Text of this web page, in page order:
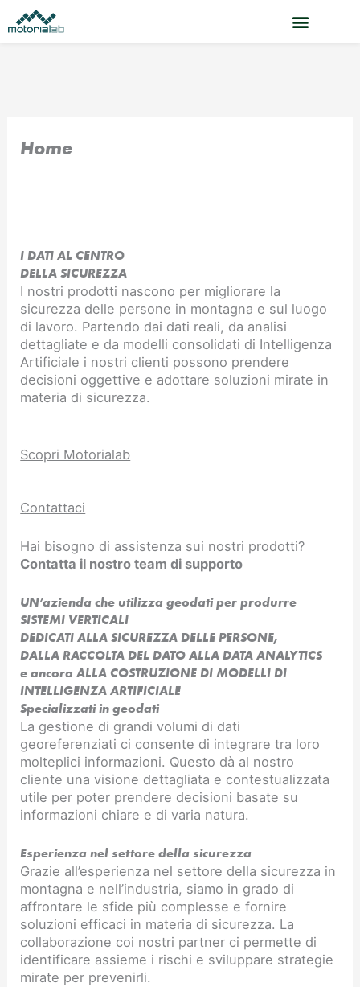
al
contenuto
Home
I DATI AL CENTRO
DELLA SICUREZZA
I nostri prodotti nascono per migliorare la
sicurezza delle persone in montagna e sul luogo
di lavoro. Partendo dai dati reali, da analisi
dettagliate e da modelli consolidati di Intelligenza
Artificiale i nostri clienti possono prendere
decisioni oggettive e adottare soluzioni mirate in
materia di sicurezza.
Scopri Motorialab
Contattaci
Hai bisogno di assistenza sui nostri prodotti?
Contatta il nostro team di supporto
UN’azienda che utilizza geodati per produrre
SISTEMI VERTICALI
DEDICATI ALLA SICUREZZA DELLE PERSONE,
DALLA RACCOLTA DEL DATO ALLA DATA ANALYTICS
e ancora ALLA COSTRUZIONE DI MODELLI DI
INTELLIGENZA ARTIFICIALE​
Specializzati in geodati
La gestione di grandi volumi di dati
georeferenziati ci consente di integrare tra loro
molteplici informazioni. Questo dà al nostro
cliente una visione dettagliata e contestualizzata
utile per poter prendere decisioni basate su
informazioni chiare e di varia natura.
Esperienza nel settore della sicurezza
Grazie all’esperienza nel settore della sicurezza in
montagna e nell’industria, siamo in grado di
affrontare le sfide più complesse e fornire
soluzioni efficaci in materia di sicurezza. La
collaborazione coi nostri partner ci permette di
identificare assieme i rischi e sviluppare strategie
mirate per prevenirli.